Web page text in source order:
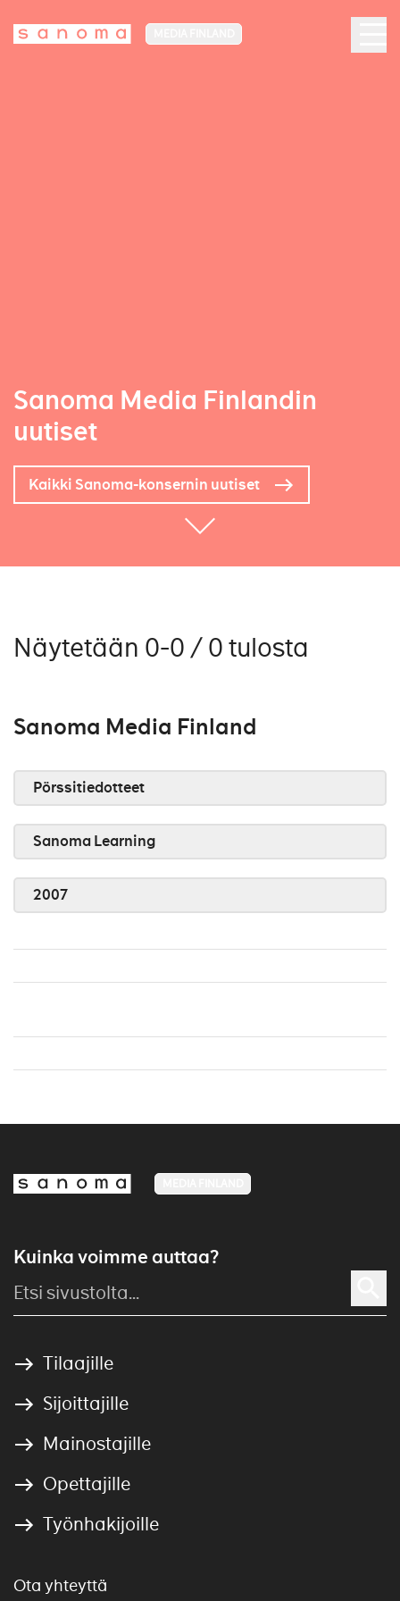
Sanoma Media Finlandin
uutiset
Kaikki Sanoma-konsernin uutiset
Näytetään 0-0 / 0 tulosta
Sanoma Media Finland
Pörssitiedotteet
Sanoma Learning
2007
Kuinka voimme auttaa?
Tilaajille
Sijoittajille
Mainostajille
Opettajille
Työnhakijoille
Ota yhteyttä